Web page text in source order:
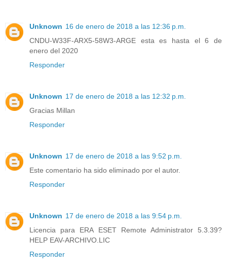
Unknown 16 de enero de 2018 a las 12:36 p.m.
CNDU-W33F-ARX5-58W3-ARGE esta es hasta el 6 de
enero del 2020
Responder
Unknown 17 de enero de 2018 a las 12:32 p.m.
Gracias Millan
Responder
Unknown 17 de enero de 2018 a las 9:52 p.m.
Este comentario ha sido eliminado por el autor.
Responder
Unknown 17 de enero de 2018 a las 9:54 p.m.
Licencia para ERA ESET Remote Administrator 5.3.39?
HELP EAV-ARCHIVO.LIC
Responder